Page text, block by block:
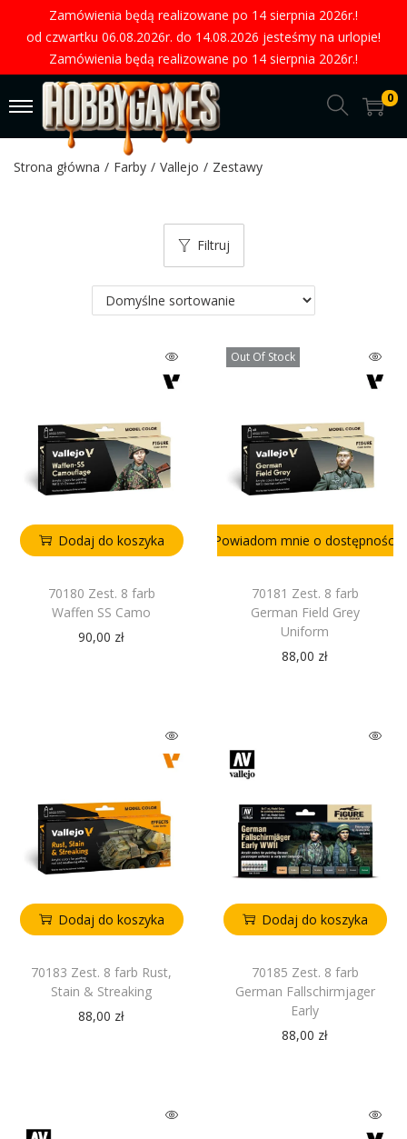
Zamówienia będą realizowane po 14 sierpnia 2026r.!
od czwartku 06.08.2026r. do 14.08.2026 jesteśmy na urlopie!
Zamówienia będą realizowane po 14 sierpnia 2026r.!
0
Strona główna / Farby / Vallejo / Zestawy
Filtruj
Dodaj do koszyka
70180 Zest. 8 farb
Waffen SS Camo
90,00 zł
Out Of Stock
Powiadom mnie o dostępności
70181 Zest. 8 farb
German Field Grey
Uniform
88,00 zł
Dodaj do koszyka
70183 Zest. 8 farb Rust,
Stain & Streaking
88,00 zł
Dodaj do koszyka
70185 Zest. 8 farb
German Fallschirmjager
Early
88,00 zł